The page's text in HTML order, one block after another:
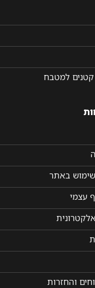
למטבח
שימוש באתר
עצמי
והחזרות